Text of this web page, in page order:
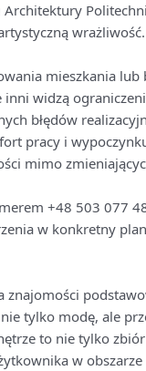
Architektury
wrażliwość.
mieszkania lub
widzą
błędów
pracy i
mimo
+48 503 077
w konkretny
znajomości
tylko modę, ale
to nie tylko zbiór
w